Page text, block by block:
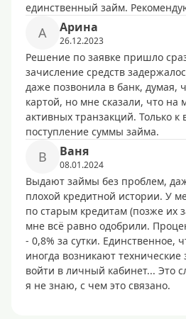
единственный займ.
A Apинa
26.12.2023
Решение по заявке пришло
зачисление средств
даже позвонила в банк, думая,
картой, но мне сказали, что на
активных транзакций. Только к
поступление суммы займа.
B Baня
08.01.2024
Выдают займы без проблем,
плохой кредитной истории. У
по старым кредитам (позже их
мне всё равно одобрили.
- 0,8% за сутки. Единственное,
иногда возникают
войти в личный кабинет... Это
я не знаю, с чем это связано.